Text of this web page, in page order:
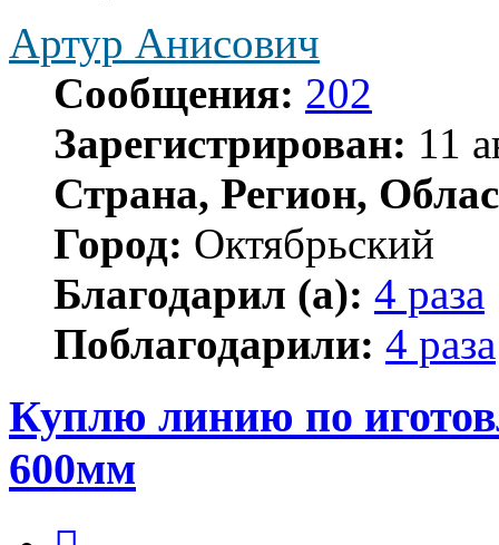
Артур Анисович
Сообщения: 202
Зарегистрирован: 11
Страна, Регион,
Город: Октябрьский
Благодарил (а): 4 раза
Поблагодарили: 4 раза
Куплю линию по
600мм